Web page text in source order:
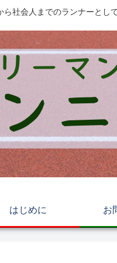
ら社会人までのランナーとし
はじめに お